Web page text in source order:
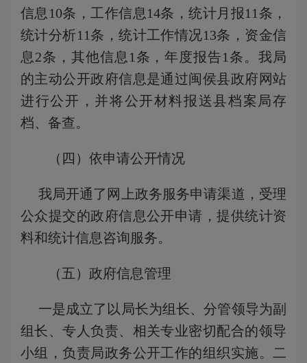
信息10条，工作信息14条，统计月报11条，
统计分析11条，统计工作情况13条，资金信
息2条，其他信息1条，年度报告1条。我局
的主动公开政府信息是通过闽侯县政府网站
进行公开，并将公开材料报送县档案局存
档、备查。
（四）依申请公开情况
我局开通了网上政务服务申请渠道，受理
公众提交的政府信息公开申请，提供统计资
料和统计信息咨询服务。
（五）政府信息管理
一是成立了以局长为组长、分管领导为副
组长、专人负责、相关专业密切配合的领导
小组，负责局政务公开工作的组织实施。二